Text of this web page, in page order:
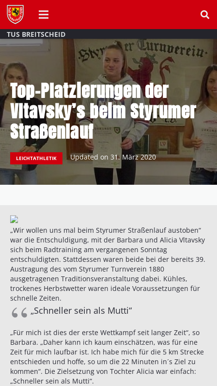
TUS BREITSCHEID
Top-Platzierungen der
Vltavsky’s beim Styrumer
Straßenlauf
LEICHTATHLETIK Updated on31. März 2020
„Wir wollen uns mal beim Styrumer Straßenlauf austoben“
war die Entschuldigung, mit der Barbara und Alicia Vltavsky
sich beim Radtraining am vergangenen Sonntag
entschuldigten. Stattdessen waren beide bei der bereits 39.
Austragung des vom Styrumer Turnverein 1880
ausgetragenen Traditionsveranstaltung dabei. Kühles,
trockenes Herbstwetter waren ideale Voraussetzungen für
schnelle Zeiten.
„Schneller sein als Mutti“
„Für mich ist dies der erste Wettkampf seit langer Zeit“, so
Barbara. „Daher kann ich kaum einschätzen, was für eine
Zeit für mich laufbar ist. Ich habe mich für die 5 km Strecke
entschieden und hoffe, so um die 22 Minuten in´s Ziel zu
kommen“. Die Zielsetzung von Tochter Alicia war einfach:
„Schneller sein als Mutti“.